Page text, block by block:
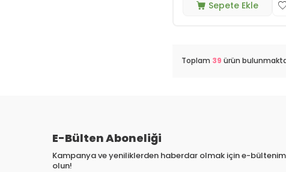
Sepete Ekle
Toplam 39 ürün
E-Bülten Aboneliği
Kampanya ve yeniliklerden haberdar olmak için e-
olun!